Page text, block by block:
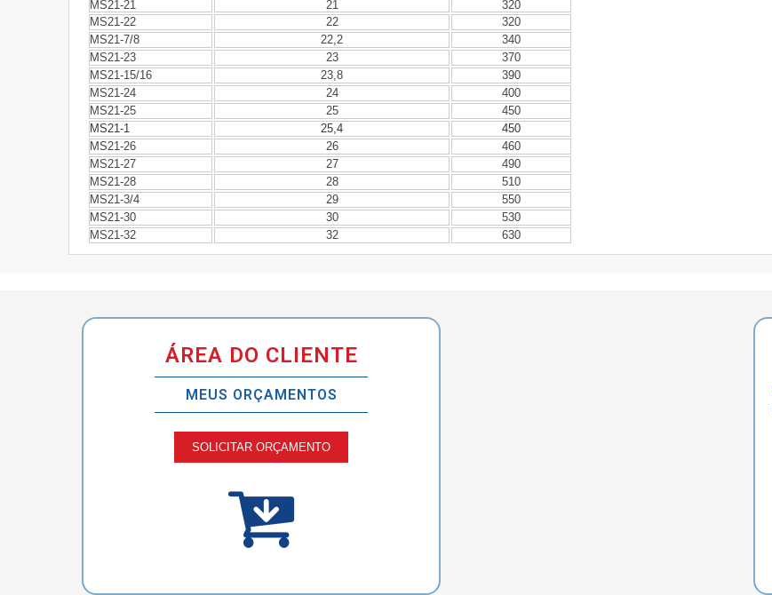
MS21-21
21
320
MS21-22
22
320
MS21-7/8
22,2
340
MS21-23
23
370
MS21-15/16
23,8
390
MS21-24
24
400
MS21-25
25
450
MS21-1
25,4
450
MS21-26
26
460
MS21-27
27
490
MS21-28
28
510
MS21-3/4
29
550
MS21-30
30
530
MS21-32
32 630
ÁREA DO CLIENTE
MEUS ORÇAMENTOS
SOLICITAR ORÇAMENTO